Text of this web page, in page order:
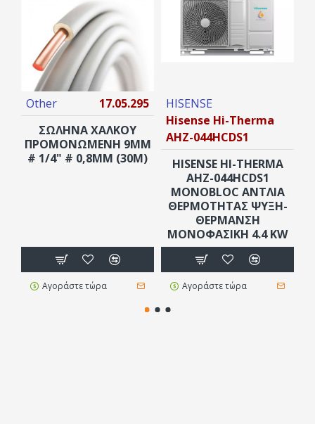
Other
17.05.295
ΣΩΛΉΝΑ ΧΑΛΚΟΎ
ΠΡΟΜΟΝΩΜΈΝΗ 9MM
# 1/4" # 0,8MM (30M)
Αγοράστε τώρα
HISENSE
Hisense Hi-Therma
AHZ-044HCDS1
HISENSE HI-THERMA
AHZ-044HCDS1
MONOBLOC ΑΝΤΛΊΑ
ΘΕΡΜΌΤΗΤΑΣ ΨΎΞΗ-
ΘΈΡΜΑΝΣΗ
ΜΟΝΟΦΑΣΙΚΉ 4.4 KW
Αγοράστε τώρα